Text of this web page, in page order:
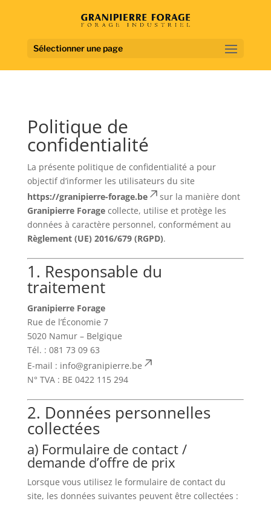
Sélectionner une page
Politique de
confidentialité
La présente politique de confidentialité a pour
objectif d’informer les utilisateurs du site
https://granipierre-forage.be
sur la manière dont
Granipierre Foragecollecte, utilise et protège les
données à caractère personnel, conformément au
Règlement (UE) 2016/679 (RGPD).
1. Responsable du
traitement
Granipierre Forage
Rue de l’Économie 7
5020 Namur – Belgique
Tél. : 081 73 09 63
E-mail : info@granipierre.be
N° TVA : BE 0422 115 294
2. Données personnelles
collectées
a) Formulaire de contact /
demande d’offre de prix
Lorsque vous utilisez le formulaire de contact du
site, les données suivantes peuvent être collectées :